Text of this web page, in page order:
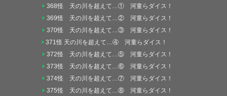
368怪 天の川を超えて…① 河童らダイス！
369怪 天の川を超えて…② 河童らダイス！
370怪 天の川を超えて…③ 河童らダイス！
371怪 天の川を超えて…④ 河童らダイス！
372怪 天の川を超えて…⑤ 河童らダイス！
373怪 天の川を超えて…⑥ 河童らダイス！
374怪 天の川を超えて…⑦ 河童らダイス！
375怪 天の川を超えて…⑧ 河童らダイス！